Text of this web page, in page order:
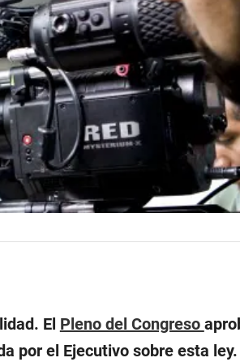
El Pleno del Congreso
por el Ejecutivo sobre esta